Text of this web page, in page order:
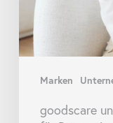
Marken
goodscare